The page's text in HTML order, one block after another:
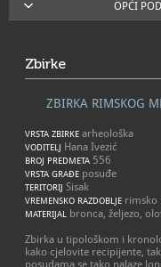
OPĆI
Zbirke
ZBIRKA RIMSKOG
VRSTA ZBIRKE arheološka
VODITELJ Hana Ivezić
BROJ PREDMETA 556
VRSTA GRAĐE posuđe
TERITORIJ Sisak
VREMENSKO RAZDOBLJE rimsko
MATERIJAL bronca, željezo,
Zbirka u tipološkom i
kako cjelovite recipijente,
posudama se tako nalaze